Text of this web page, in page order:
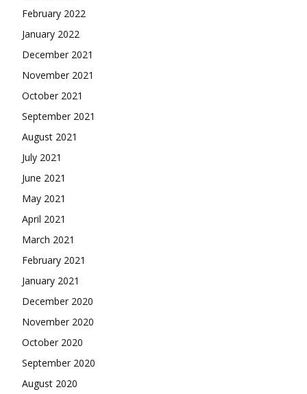
February 2022
January 2022
December 2021
November 2021
October 2021
September 2021
August 2021
July 2021
June 2021
May 2021
April 2021
March 2021
February 2021
January 2021
December 2020
November 2020
October 2020
September 2020
August 2020